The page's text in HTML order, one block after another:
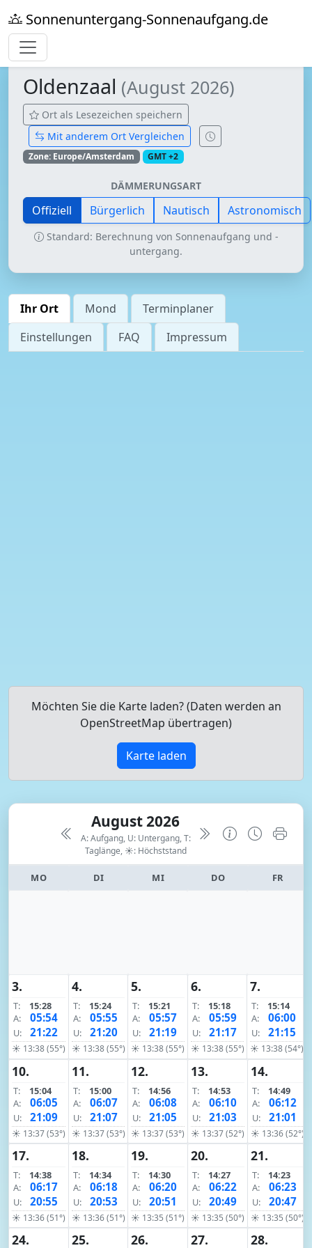
Sonnenuntergang-Sonnenaufgang.de
Oldenzaal (August 2026)
Ort als Lesezeichen speichern
Mit anderem Ort Vergleichen
Zone: Europe/Amsterdam GMT +2
DÄMMERUNGSART
Offiziell Bürgerlich Nautisch Astronomisch
Standard: Berechnung von Sonnenaufgang und -
untergang.
Ihr Ort Mond
Terminplaner
Einstellungen
FAQ Impressum
Möchten Sie die Karte laden? (Daten werden an
OpenStreetMap übertragen)
Karte laden
August 2026
A: Aufgang, U: Untergang, T:
Taglänge, ☀: Höchststand
MO DI MI DO FR
3.
T:
15:28
A:
05:54
U: 21:22
☀ 13:38 (55°)
4.
T:
15:24
A:
05:55
U: 21:20
☀ 13:38 (55°)
5.
T:
15:21
A:
05:57
U: 21:19
☀ 13:38 (55°)
6.
T:
15:18
A:
05:59
U: 21:17
☀ 13:38 (55°)
7.
T:
15:14
A:
06:00
U: 21:15
☀ 13:38 (54°)
10.
T:
15:04
A:
06:05
U: 21:09
☀ 13:37 (53°)
11.
T:
15:00
A:
06:07
U: 21:07
☀ 13:37 (53°)
12.
T:
14:56
A:
06:08
U: 21:05
☀ 13:37 (53°)
13.
T:
14:53
A:
06:10
U: 21:03
☀ 13:37 (52°)
14.
T:
14:49
A:
06:12
U: 21:01
☀ 13:36 (52°)
17.
T:
14:38
A:
06:17
U: 20:55
☀ 13:36 (51°)
18.
T:
14:34
A:
06:18
U: 20:53
☀ 13:36 (51°)
19.
T:
14:30
A:
06:20
U: 20:51
☀ 13:35 (51°)
20.
T:
14:27
A:
06:22
U: 20:49
☀ 13:35 (50°)
21.
T:
14:23
A:
06:23
U: 20:47
☀ 13:35 (50°)
24. 25. 26. 27. 28.